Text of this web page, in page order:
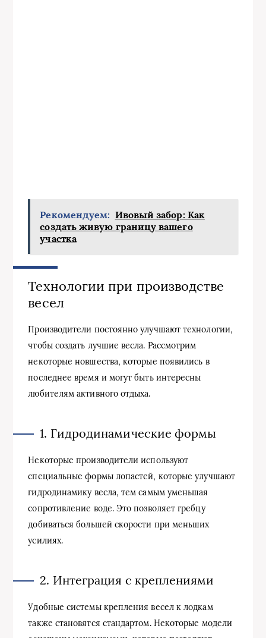
Рекомендуем: Ивовый забор: Как
создать живую границу вашего
участка
Технологии при производстве
весел
Производители постоянно улучшают технологии,
чтобы создать лучшие весла. Рассмотрим
некоторые новшества, которые появились в
последнее время и могут быть интересны
любителям активного отдыха.
1. Гидродинамические формы
Некоторые производители используют
специальные формы лопастей, которые улучшают
гидродинамику весла, тем самым уменьшая
сопротивление воде. Это позволяет гребцу
добиваться большей скорости при меньших
усилиях.
2. Интеграция с креплениями
Удобные системы крепления весел к лодкам
также становятся стандартом. Некоторые модели